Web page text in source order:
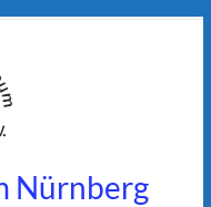
Nürnberg